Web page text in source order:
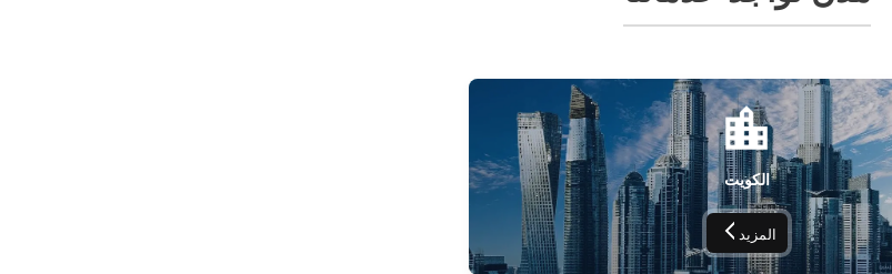
الكويت
المزيد